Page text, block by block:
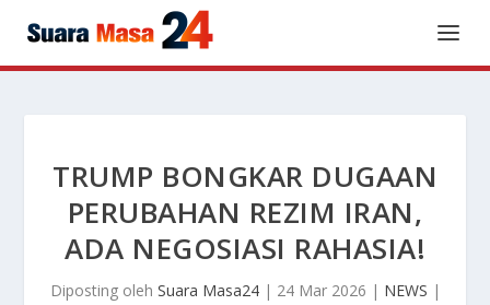
TRUMP BONGKAR DUGAAN
PERUBAHAN REZIM IRAN,
ADA NEGOSIASI RAHASIA!
Diposting oleh Suara Masa24| 24 Mar 2026 | NEWS |